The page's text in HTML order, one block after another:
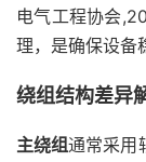
电气工程协会
理，是确保设备
绕组结构差异
主绕组通常采用